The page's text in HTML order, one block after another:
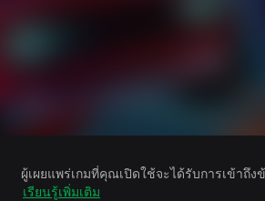
ผู้เผยแพร่เกมที่คุณเปิดใช้จะได้รับการเข้า
เรียนรู้เพิ่มเติม